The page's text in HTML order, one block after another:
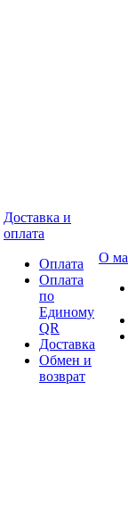
Доставка и
оплата
Оплата
Оплата
по
Единому
QR
Доставка
Обмен и
возврат
О